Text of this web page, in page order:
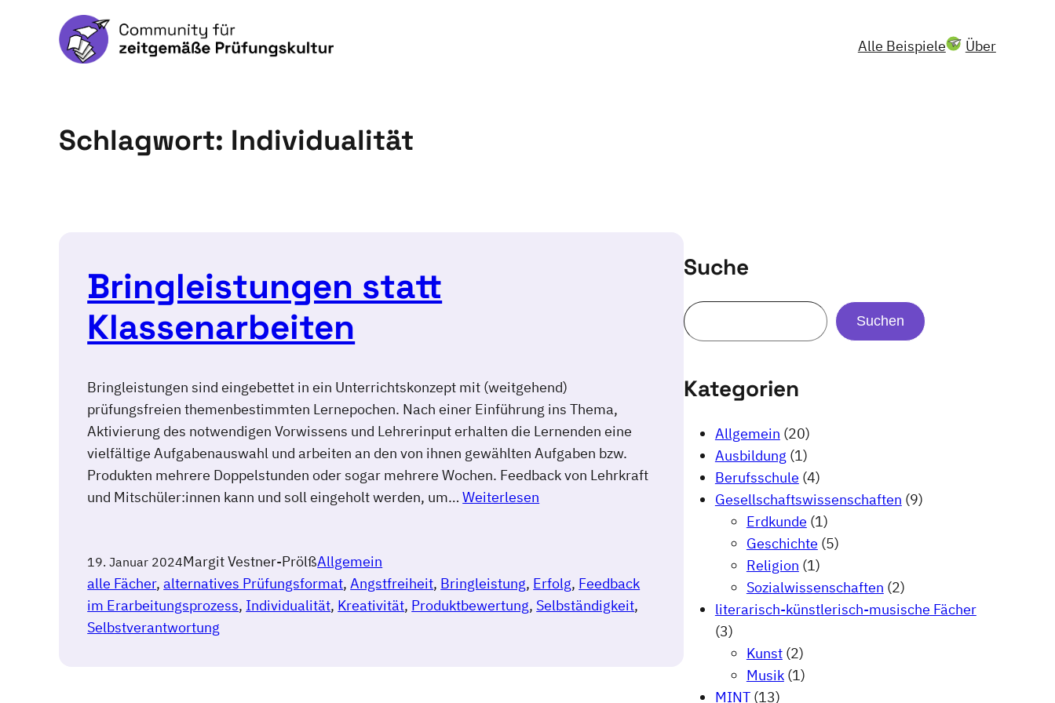
Alle Beispiele Über
Schlagwort: Individualität
Bringleistungen statt
Klassenarbeiten
Bringleistungen sind eingebettet in ein Unterrichtskonzept mit (weitgehend)
prüfungsfreien themenbestimmten Lernepochen. Nach einer Einführung ins Thema,
Aktivierung des notwendigen Vorwissens und Lehrerinput erhalten die Lernenden eine
vielfältige Aufgabenauswahl und arbeiten an den von ihnen gewählten Aufgaben bzw.
Produkten mehrere Doppelstunden oder sogar mehrere Wochen. Feedback von Lehrkraft
und Mitschüler:innen kann und soll eingeholt werden, um…Weiterlesen
19. Januar 2024Margit Vestner-PrölßAllgemein
alle Fächer, alternatives Prüfungsformat, Angstfreiheit, Bringleistung, Erfolg, Feedback
im Erarbeitungsprozess, Individualität, Kreativität, Produktbewertung, Selbständigkeit
Selbstverantwortung
Suche
Suchen
Kategorien
Allgemein (20)
Ausbildung (1)
Berufsschule (4)
Gesellschaftswissenschaften (9)
Erdkunde (1)
Geschichte (5)
Religion (1)
Sozialwissenschaften (2)
literarisch-künstlerisch-musische Fächer
(3)
Kunst(2)
Musik(1)
MINT(13)